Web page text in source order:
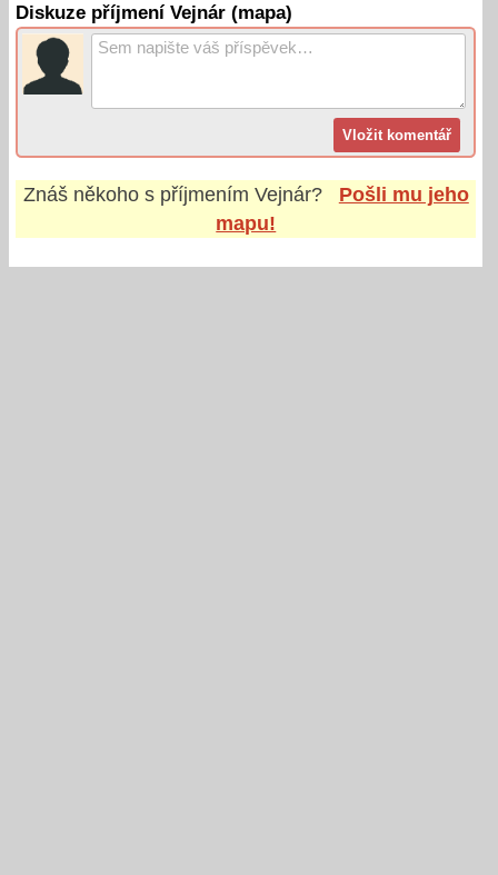
Diskuze příjmení Vejnár (mapa)
Znáš někoho s příjmením Vejnár?
Pošli mu jeho
mapu!